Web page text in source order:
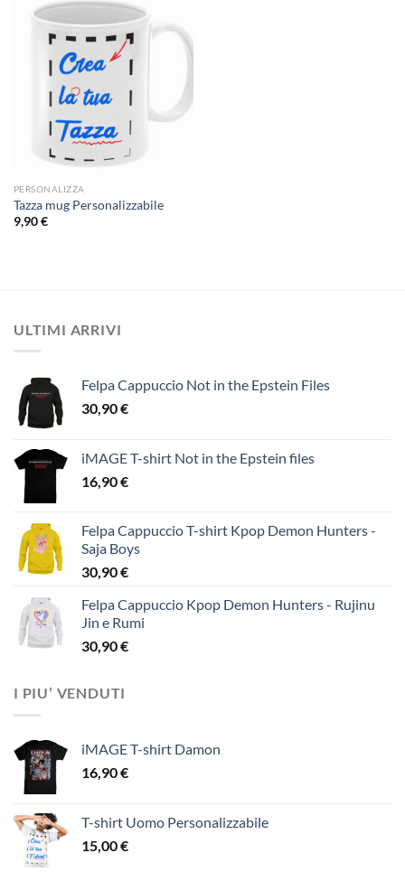
PERSONALIZZA
Tazza mug Personalizzabile
9,90€
ULTIMI ARRIVI
Felpa Cappuccio Not in the Epstein Files
30,90€
iMAGE T-shirt Not in the Epstein files
16,90€
Felpa Cappuccio T-shirt Kpop Demon Hunters -
Saja Boys
30,90€
Felpa Cappuccio Kpop Demon Hunters - Rujinu
Jin e Rumi
30,90€
I PIU’ VENDUTI
iMAGE T-shirt Damon
16,90€
T-shirt Uomo Personalizzabile
15,00€